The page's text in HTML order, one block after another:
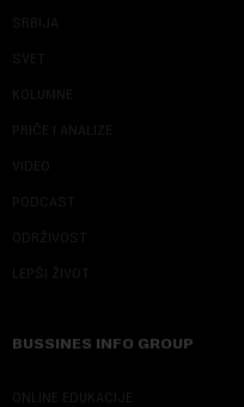
SRBIJA
SVET
KOLUMNE
PRIČE I ANALIZE
VIDEO
PODCAST
ODRŽIVOST
LEPŠI ŽIVOT
BUSSINES INFO GROUP
ONLINE EDUKACIJE